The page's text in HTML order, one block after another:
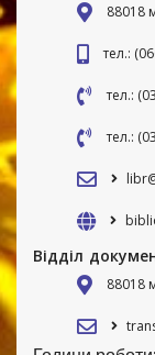
88018
тел.:
тел.:
тел.:
Відділ
88018